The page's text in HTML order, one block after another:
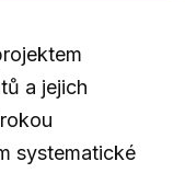
a jejich
systematické